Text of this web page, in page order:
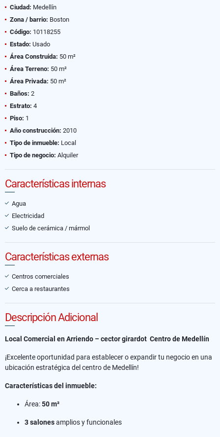
Ciudad: Medellín
Zona / barrio: Boston
Código: 10118255
Estado: Usado
Área Construida: 50 m²
Área Terreno: 50 m²
Área Privada: 50 m²
Baños: 2
Estrato: 4
Piso: 1
Año construcción: 2010
Tipo de inmueble: Local
Tipo de negocio: Alquiler
Características internas
Agua
Electricidad
Suelo de cerámica / mármol
Características externas
Centros comerciales
Cerca a restaurantes
Descripción Adicional
Local Comercial en Arriendo – cector girardot Centro de Medellín
¡Excelente oportunidad para establecer o expandir tu negocio en una
ubicación estratégica del centro de Medellín!
Características del inmueble:
Área:50 m²
3 salonesamplios y funcionales